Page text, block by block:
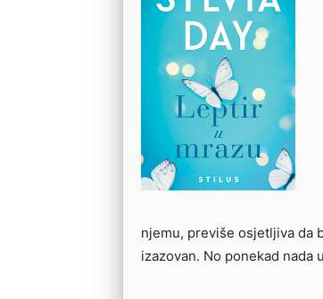
njemu, previše osjetljiva da
izazovan. No ponekad